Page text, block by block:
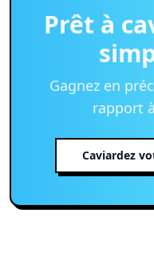
Prêt à
Gagnez en
rapport
Caviardez